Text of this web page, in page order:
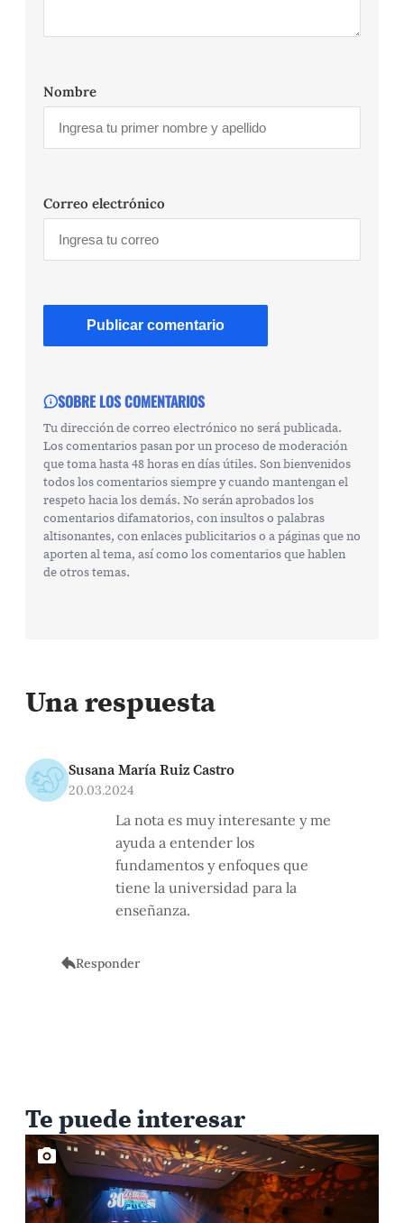
Nombre
Correo electrónico
SOBRE LOS COMENTARIOS
Tu dirección de correo electrónico no será publicada.
Los comentarios pasan por un proceso de moderación
que toma hasta 48 horas en días útiles. Son bienvenidos
todos los comentarios siempre y cuando mantengan el
respeto hacia los demás. No serán aprobados los
comentarios difamatorios, con insultos o palabras
altisonantes, con enlaces publicitarios o a páginas que no
aporten al tema, así como los comentarios que hablen
de otros temas.
Una respuesta
Susana María Ruiz Castro
20.03.2024
La nota es muy interesante y me
ayuda a entender los
fundamentos y enfoques que
tiene la universidad para la
enseñanza.
Responder
Te puede interesar